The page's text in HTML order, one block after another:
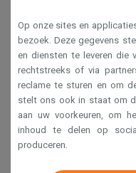
Op onze sites en
bezoek. Deze gegevens
en diensten te leveren die
rechtstreeks of via
reclame te sturen en om
stelt ons ook in staat om
aan uw voorkeuren, om
inhoud te delen op
produceren.